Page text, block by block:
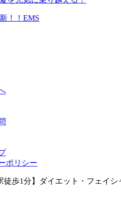
新！！EMS
ポリシー
徒歩1分】ダイエット・フェイ